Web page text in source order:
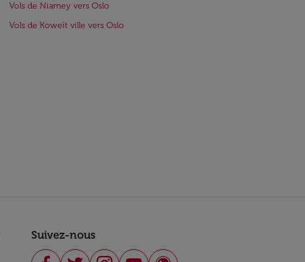
Vols de Niamey vers Oslo
Vols de Koweït ville vers Oslo
Suivez-nous